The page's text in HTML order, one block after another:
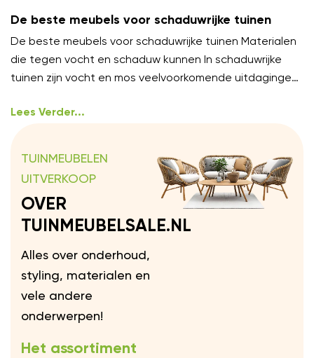
De beste meubels voor schaduwrijke tuinen
De beste meubels voor schaduwrijke tuinen Materialen
die tegen vocht en schaduw kunnen In schaduwrijke
tuinen zijn vocht en mos veelvoorkomende uitdagingen.
Lees Verder...
TUINMEUBELEN
UITVERKOOP
OVER
TUINMEUBELSALE.NL
Alles over onderhoud,
styling, materialen en
vele andere
onderwerpen!
Het assortiment